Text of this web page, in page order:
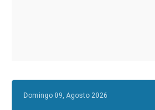
Domingo 09, Agosto 2026